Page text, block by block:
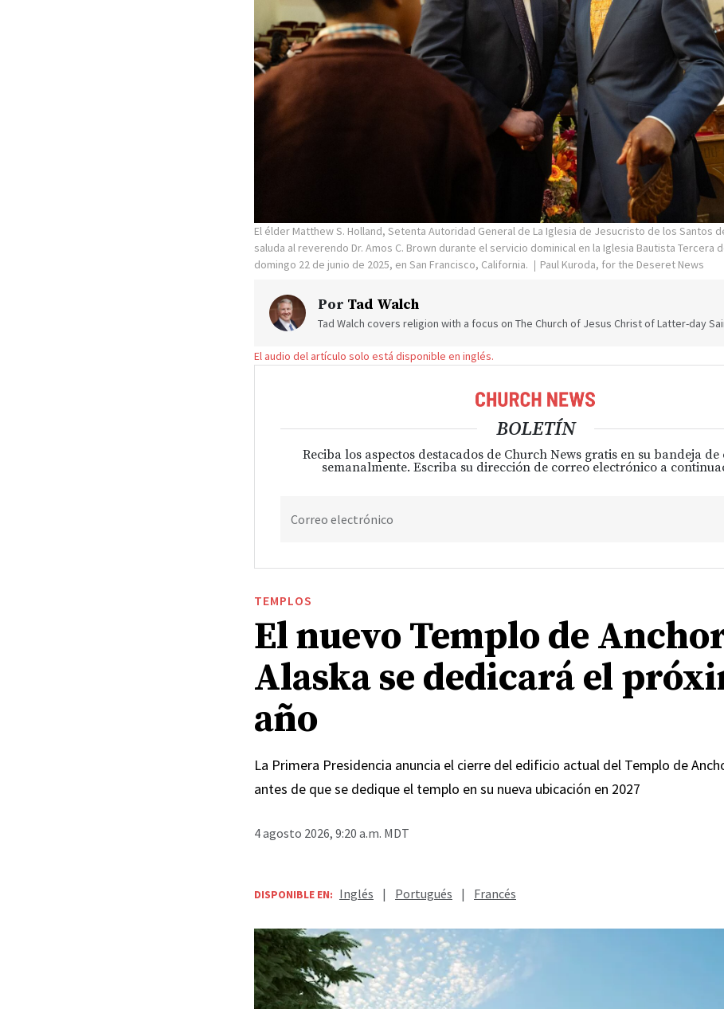
El élder Matthew S. Holland, Setenta Autoridad General de La Iglesia de Jesucristo de los Santos
saluda al reverendo Dr. Amos C. Brown durante el servicio dominical en la Iglesia Bautista Tercera
domingo 22 de junio de 2025, en San Francisco, California.
Paul Kuroda, for the Deseret News
Por Tad Walch
Tad Walch covers religion with a focus on The Church of Jesus Christ of Latter-day
El audio del artículo solo está disponible en inglés.
BOLETÍN
Reciba los aspectos destacados de Church News gratis en su bandeja
semanalmente. Escriba su dirección de correo electrónico a
Correo electrónico
TEMPLOS
El nuevo Templo de
Alaska se dedicará el
año
La Primera Presidencia anuncia el cierre del edificio actual del Templo de
antes de que se dedique el templo en su nueva ubicación en 2027
4 agosto 2026, 9:20 a.m. MDT
DISPONIBLE EN: Inglés | Portugués | Francés